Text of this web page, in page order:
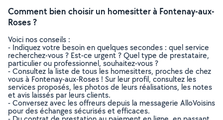
Comment bien choisir un homesitter à Fontenay-aux-
Roses ?
Voici nos conseils :
- Indiquez votre besoin en quelques secondes : quel service
recherchez-vous ? Est-ce urgent ? Quel type de prestataire,
particulier ou professionnel, souhaitez-vous ?
- Consultez la liste de tous les homesitters, proches de chez
vous à Fontenay-aux-Roses ! Sur leur profil, consultez les
services proposés, les photos de leurs réalisations, les notes
et avis laissés par leurs clients.
- Conversez avec les offreurs depuis la messagerie AlloVoisins
pour des échanges sécurisés et efficaces.